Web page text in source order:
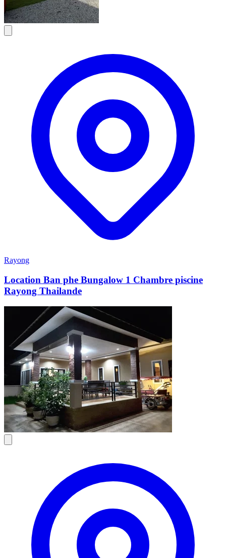
Rayong
Location Ban phe Bungalow 1 Chambre piscine
Rayong Thailande